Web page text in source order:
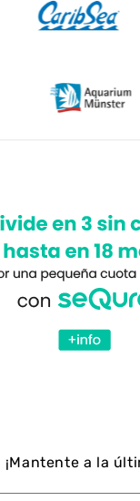
¡Mantente a la